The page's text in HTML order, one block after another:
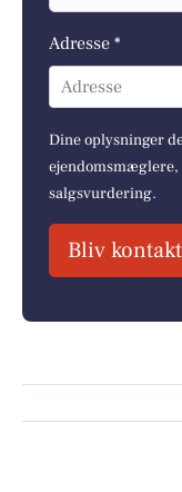
Adresse *
Adresse
Dine oplysninger
ejendomsmæglere,
salgsvurdering.
Bliv